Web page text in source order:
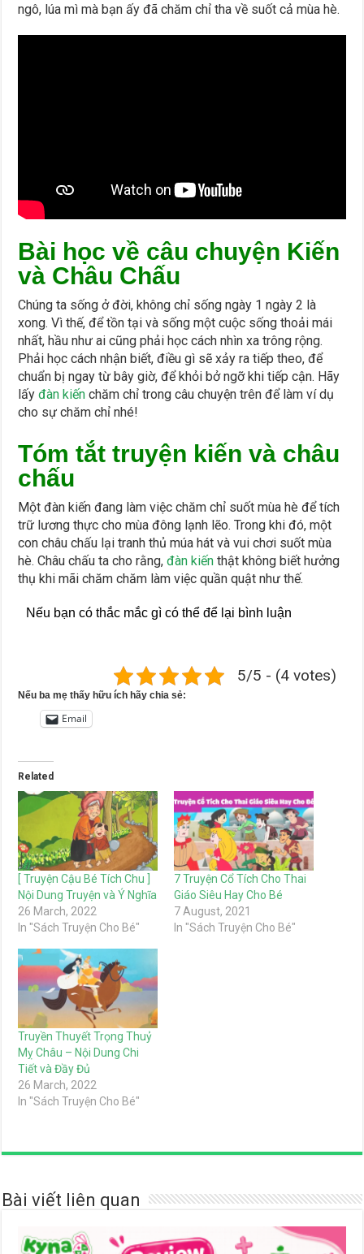
ngô, lúa mì mà bạn ấy đã chăm chỉ tha về suốt cả mùa hè.
Bài học về câu chuyện Kiến
và Châu Chấu
Chúng ta sống ở đời, không chỉ sống ngày 1 ngày 2 là
xong. Vì thế, để tồn tại và sống một cuộc sống thoải mái
nhất, hầu như ai cũng phải học cách nhìn xa trông rộng.
Phải học cách nhận biết, điều gì sẽ xảy ra tiếp theo, để
chuẩn bị ngay từ bây giờ, để khỏi bở ngỡ khi tiếp cận. Hãy
lấyđàn kiến chăm chỉ trong câu chuyện trên để làm ví dụ
cho sự chăm chỉ nhé!
Tóm tắt truyện kiến và châu
chấu
Một đàn kiến đang làm việc chăm chỉ suốt mùa hè để tích
trữ lương thực cho mùa đông lạnh lẽo. Trong khi đó, một
con châu chấu lại tranh thủ múa hát và vui chơi suốt mùa
hè. Châu chấu ta cho rằng,đàn kiến thật không biết hưởng
thụ khi mãi chăm chăm làm việc quần quật như thế.
Nếu bạn có thắc mắc gì có thể để lại bình luận
5/5 - (4 votes)
Nếu ba mẹ thấy hữu ích hãy chia sẻ:
Email
Related
[ Truyện Cậu Bé Tích Chu ]
Nội Dung Truyện và Ý Nghĩa
26 March, 2022
In "Sách Truyện Cho Bé"
7 Truyện Cổ Tích Cho Thai
Giáo Siêu Hay Cho Bé
7 August, 2021
In "Sách Truyện Cho Bé"
Truyền Thuyết Trọng Thuỷ
Mỵ Châu – Nội Dung Chi
Tiết và Đầy Đủ
26 March, 2022
In "Sách Truyện Cho Bé"
Bài viết liên quan